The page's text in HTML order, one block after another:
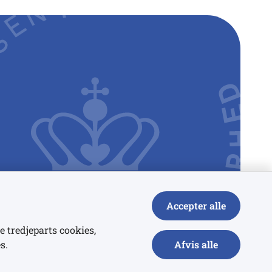
tredjeparts cookies,
Accepter alle
Afvis alle